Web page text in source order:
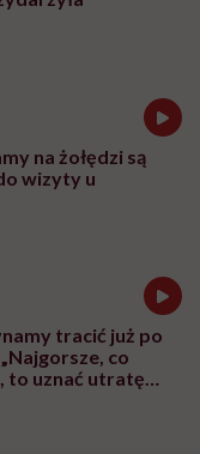
na alzheimera o
„Zostało mi
a kolejnych